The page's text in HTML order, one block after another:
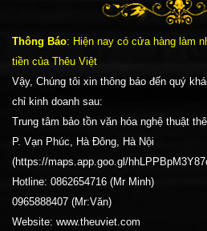
Thông Báo: Hiện nay có cửa hàng làm
tiền của Thêu Việt
Vậy, Chúng tôi xin thông báo đến quý
chỉ kinh doanh sau:
Trung tâm bảo tồn văn hóa nghệ thuật
P. Vạn Phúc, Hà Đông, Hà Nội
(https://maps.app.goo.gl/
Hotline: 0862654716 (Mr Minh)
0965888407 (Mr:Văn)
Website: www.theuviet.com